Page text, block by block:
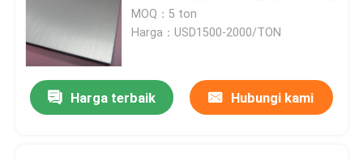
MOQ：5 ton
Harga：USD1500-2000/TON
Harga terbaik Hubungi kami